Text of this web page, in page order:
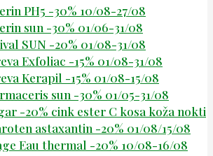
PH5 -30% 10/08-27/08
sun -30% 01/06-31/08
SUN -20% 01/08-31/08
Exfoliac -15% 01/08-31/08
Kerapil -15% 01/08-15/08
sun -30% 01/05-31/08
-20% cink ester C kosa koža nokti
astaxantin -20% 01/08/15/08
Eau thermal -20% 10/08-16/08